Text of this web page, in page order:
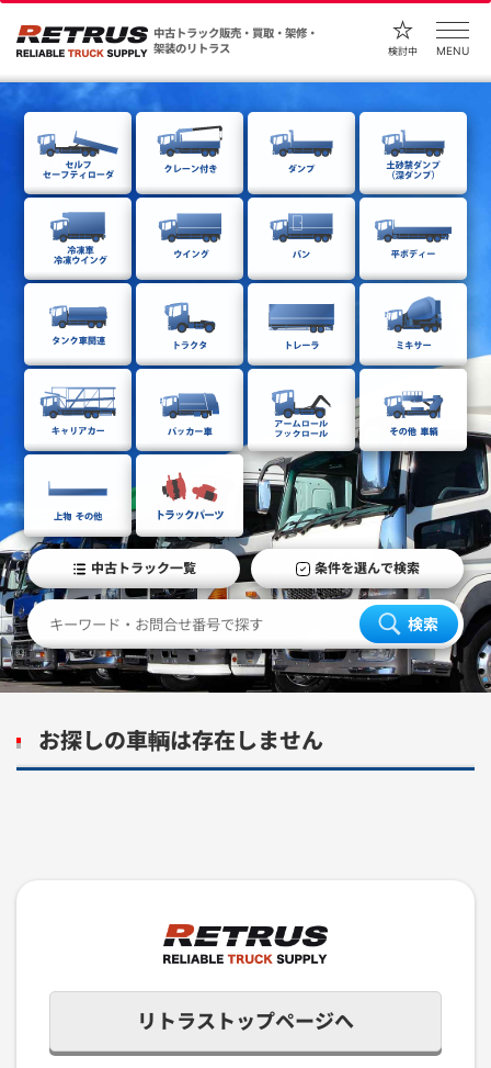
中古トラック販売・買取・架修・
架装のリトラス
検討中 MENU
中古トラック一覧 条件を選んで検索
検索
お探しの車輌は存在しません
リトラストップページへ